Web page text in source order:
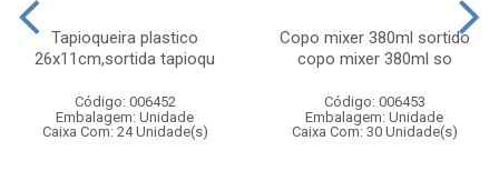
Tapioqueira plastico
26x11cm,sortida tapioqu
Código: 006452
Embalagem: Unidade
Caixa Com: 24 Unidade(s)
Copo mixer 380ml sortido
copo mixer 380ml so
Código: 006453
Embalagem: Unidade
Caixa Com: 30 Unidade(s)